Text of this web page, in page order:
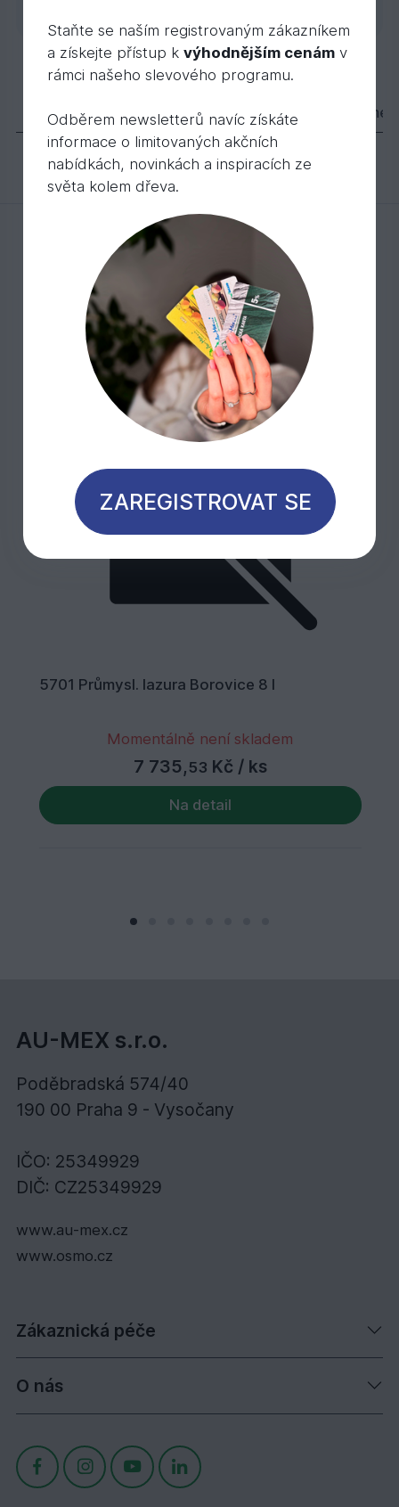
5730 Průmysl-Selská bílá krycí h. mat 2,5 l
Popis Varianty Parametry
Mohlo by Vás zajímat
5701 Průmysl. lazura Borovice 8 l
Momentálně není skladem
7 735, 53 Kč / ks
Na detail
AU-MEX s.r.o.
Poděbradská 574/40
190 00 Praha 9 - Vysočany
IČO: 25349929
DIČ: CZ25349929
www.au-mex.cz
www.osmo.cz
Zákaznická péče
O nás
Staňte se naším registrovaným zákazníkem
a získejte přístup k výhodnějším cenámv
rámci našeho slevového programu.
Odběrem newsletterů navíc získáte
informace o limitovaných akčních
nabídkách, novinkách a inspiracích ze
světa kolem dřeva.
ZAREGISTROVAT SE